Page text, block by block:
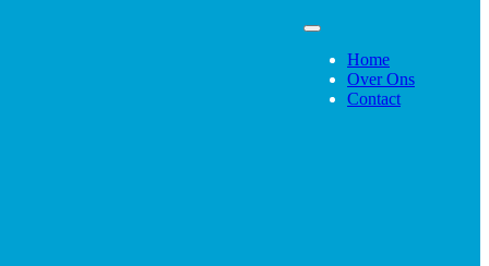
Home
Over Ons
Contact